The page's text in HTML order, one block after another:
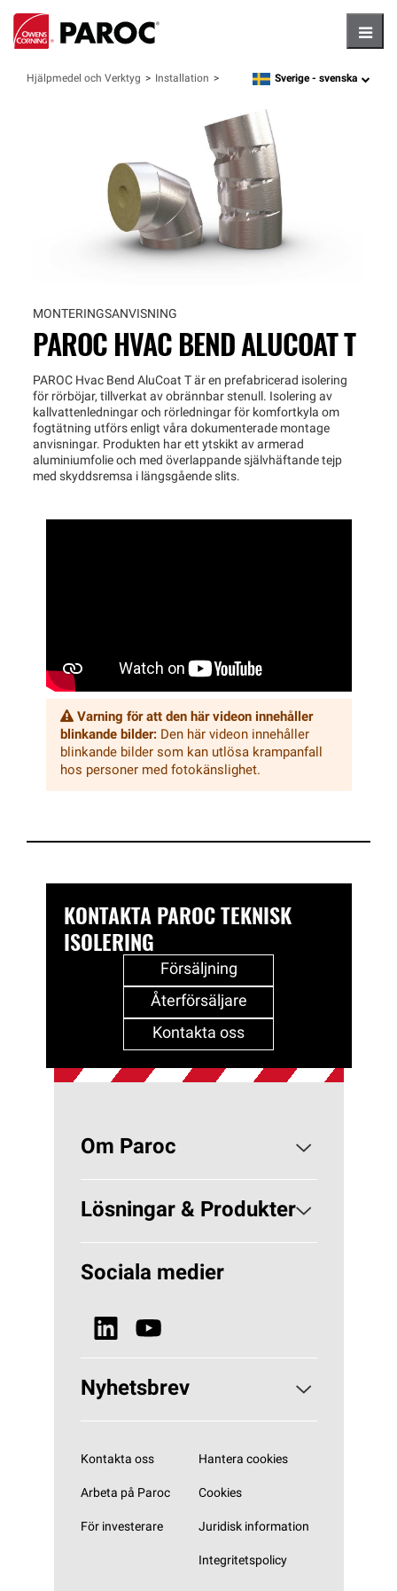
Hjälpmedel och Verktyg Installation language
Sverige - svenska
MONTERINGSANVISNING
PAROC HVAC BEND ALUCOAT T
PAROC Hvac Bend AluCoat T är en prefabricerad isolering
för rörböjar, tillverkat av obrännbar stenull. Isolering av
kallvattenledningar och rörledningar för komfortkyla om
fogtätning utförs enligt våra dokumenterade montage
anvisningar. Produkten har ett ytskikt av armerad
aluminiumfolie och med överlappande självhäftande tejp
med skyddsremsa i längsgående slits.
Varning för att den här videon innehåller
blinkande bilder: Den här videon innehåller
blinkande bilder som kan utlösa krampanfall
hos personer med fotokänslighet.
KONTAKTA PAROC TEKNISK
ISOLERING
Försäljning
Återförsäljare
Kontakta oss
Om Paroc
Om PAROC
Varför Stenull?
Hållbarhet
Nyheter & Media
Lösningar & Produkter
Lösningar Byggisolering
Sociala medier
Nyhetsbrev
Kontakta oss
Arbeta på Paroc
För investerare
Hantera cookies
Cookies
Juridisk information
Integritetspolicy